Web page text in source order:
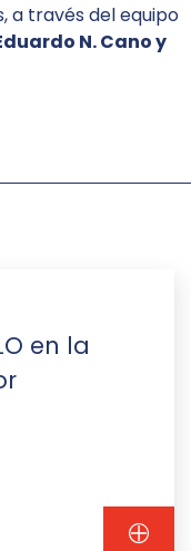
a través del equipo
N. Cano y
en la